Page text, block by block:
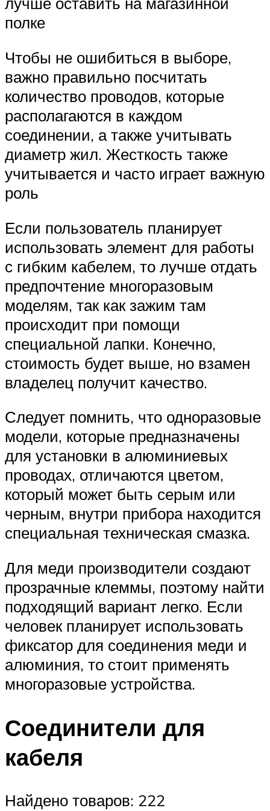
полке
Чтобы не ошибиться в выборе,
важно правильно посчитать
количество проводов, которые
располагаются в каждом
соединении, а также учитывать
диаметр жил. Жесткость также
учитывается и часто играет важную
роль
Если пользователь планирует
использовать элемент для работы
с гибким кабелем, то лучше отдать
предпочтение многоразовым
моделям, так как зажим там
происходит при помощи
специальной лапки. Конечно,
стоимость будет выше, но взамен
владелец получит качество.
Следует помнить, что одноразовые
модели, которые предназначены
для установки в алюминиевых
проводах, отличаются цветом,
который может быть серым или
черным, внутри прибора находится
специальная техническая смазка.
Для меди производители создают
прозрачные клеммы, поэтому найти
подходящий вариант легко. Если
человек планирует использовать
фиксатор для соединения меди и
алюминия, то стоит применять
многоразовые устройства.
Соединители для
кабеля
Найдено товаров: 222